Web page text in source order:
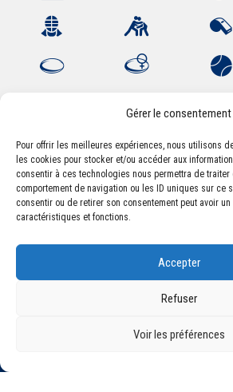
Gérer le consentement
Pour offrir les meilleures expériences, nous utilisons
les cookies pour stocker et/ou accéder aux
consentir à ces technologies nous permettra de
comportement de navigation ou les ID uniques sur ce
consentir ou de retirer son consentement peut avoir
caractéristiques et fonctions.
Accepter
Refuser
Voir les préférences
Association Sportive
84, boulevard Léon
CS 80221 - 63021 Clermont-
accueil@asm-